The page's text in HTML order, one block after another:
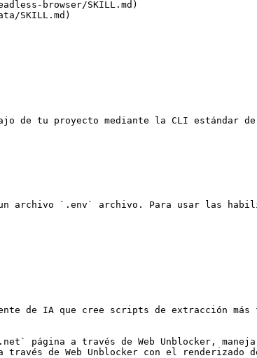
browser/SKILL.md)
SKILL.md)
de tu proyecto mediante la CLI estándar
archivo `.env` archivo. Para usar las
de IA que cree scripts de extracción más
página a través de Web Unblocker,
de Web Unblocker con el